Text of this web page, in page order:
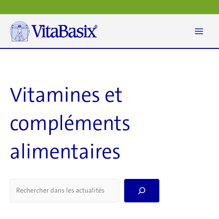
au
contenu
Vitamines et
compléments
alimentaires